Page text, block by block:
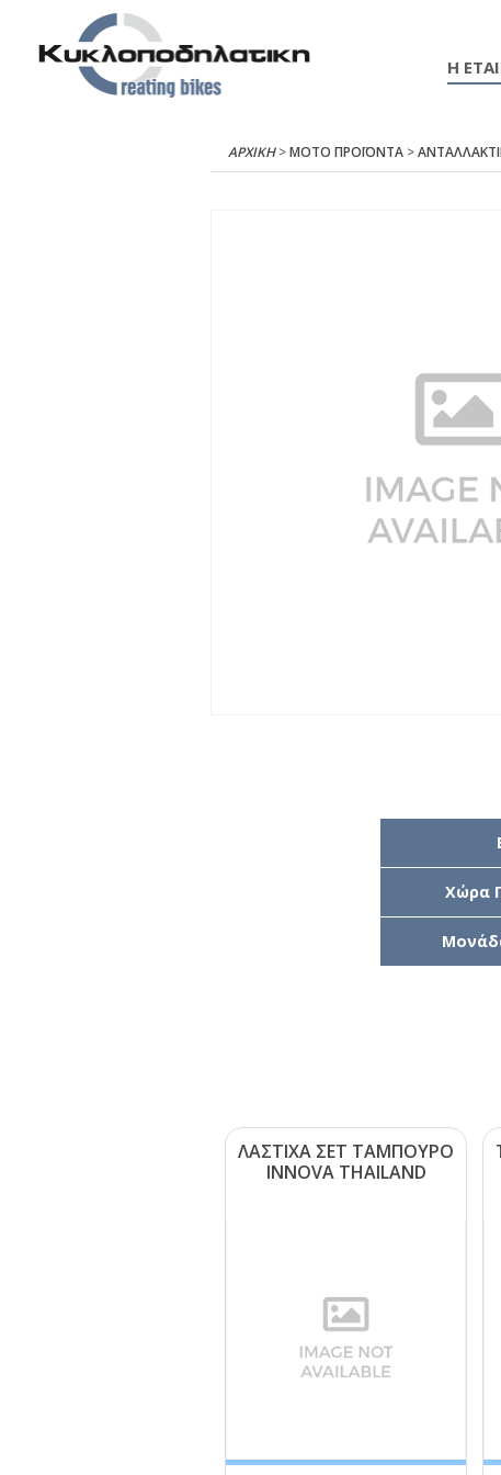
Η
ΑΡΧΙΚΉ>ΜΟΤΟ ΠΡΟΪΟΝΤΑ>
Χώρα
ΛΑΣΤΙΧΑ ΣΕΤ ΤΑΜΠΟΥΡΟ
ΙΝΝΟVΑ ΤΗΑΙLΑΝD